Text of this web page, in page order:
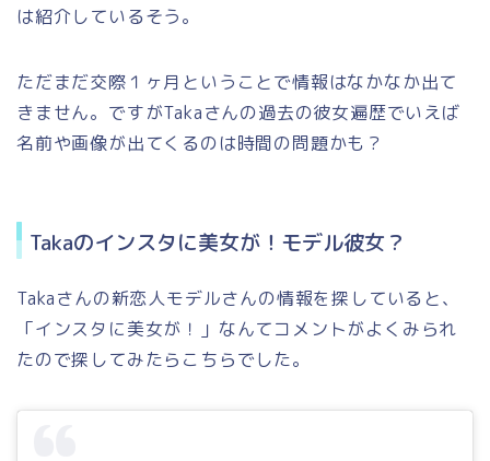
は紹介しているそう。
ただまだ交際１ヶ月ということで情報はなかなか出て
きません。ですがTakaさんの過去の彼女遍歴でいえば
名前や画像が出てくるのは時間の問題かも？
Takaのインスタに美女が！モデル彼女？
Takaさんの新恋人モデルさんの情報を探していると、
「インスタに美女が！」なんてコメントがよくみられ
たので探してみたらこちらでした。